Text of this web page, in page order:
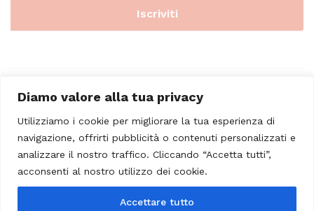
Diamo valore alla tua privacy
Utilizziamo i cookie per migliorare la tua esperienza di
navigazione, offrirti pubblicità o contenuti personalizzati e
analizzare il nostro traffico. Cliccando “Accetta tutti”,
acconsenti al nostro utilizzo dei cookie.
Accettare tutto
© 2023 - Casa Musicale Vicini. All Rights Reserved